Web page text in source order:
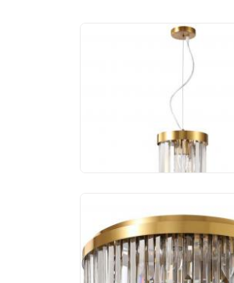
Подвесной
Stilfort Venecia
10 648 руб.
Люстра Stilfort
2113/03/08C